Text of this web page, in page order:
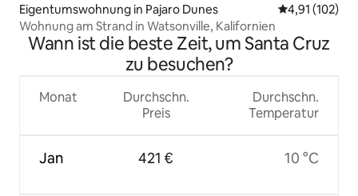
Eigentumswohnung in Pajaro Dunes
4,91 (102)
Wohnung am Strand in Watsonville, Kalifornien
Wann ist die beste Zeit, um Santa Cruz
zu besuchen?
Monat
Jan
Durchschn.
Preis
421 €
Durchschn.
Temperatur
10 °C